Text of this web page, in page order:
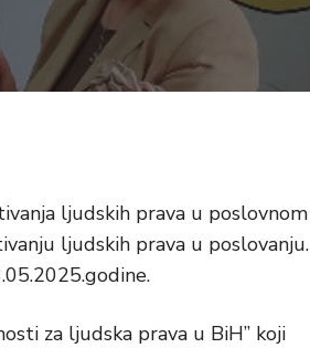
ljudskih prava u poslovnom
ljudskih prava u poslovanju.
za ljudska prava u BiH” koji